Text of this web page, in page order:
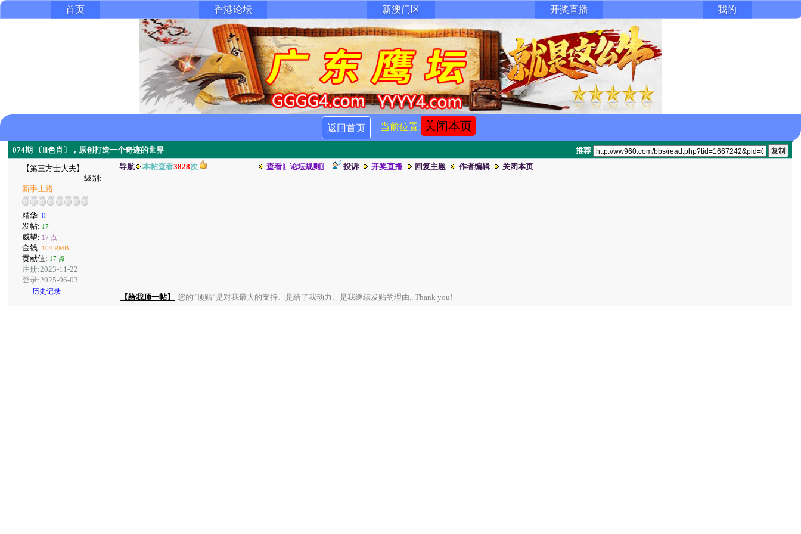
首页 香港论坛 新澳门区 开奖直播 我的
返回首页 当前位置: 关闭本页
074期 〔Ⅲ色肖〕，原创打造一个奇迹的世界 推荐
【第三方士大夫】
级别:
新手上路
精华:0
发帖: 17
威望: 17 点
金钱: 104 RMB
贡献值: 17 点
注册:2023-11-22
登录:2025-06-03
历史记录
导航 本帖查看3828次 查看〖论坛规则〗 投诉 开奖直播 回复主题 作者编辑 关闭本页
【给我顶一帖】 您的“顶贴”是对我最大的支持、是给了我动力、是我继续发贴的理由...Thank you!